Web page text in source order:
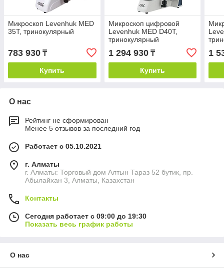
Микроскоп Levenhuk MED
35T, тринокулярный
783 930 ₸
Купить
Микроскоп цифровой
Levenhuk MED D40T,
тринокулярный
1 294 930₸
Купить
1
О нас
Рейтинг не сформирован
Менее 5 отзывов за последний год
Работает с 05.10.2021
г. Алматы
г. Алматы: Торговый дом Алтын Тараз 52 бутик, пр.
Абылайхан 3, Алматы, Казахстан
Контакты
Сегодня работает с 09:00 до 19:30
Показать весь график работы
О нас